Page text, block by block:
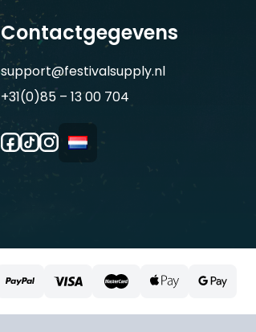
Contactgegevens
support@festivalsupply.nl
+31(0)85 – 13 00 704